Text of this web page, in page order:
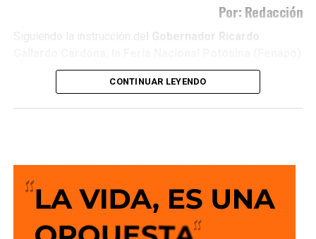
Por: Redacción
Siguiendo la instrucción de l Gobernador Ricardo
2026 arrancó con una extraordinaria respuesta al
superar los 150 mil visitantesdurante su primera
“Soledad” y “No querías lastimarme”, ante un público
que acompañó cada canción y llenó de energía el
espectáculo.
CONTINUAR LEYENDO